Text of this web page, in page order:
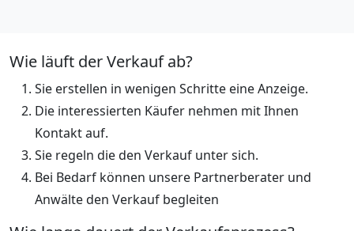
Wie läuft der Verkauf ab?
Sie erstellen in wenigen Schritte eine Anzeige.
Die interessierten Käufer nehmen mit Ihnen
Kontakt auf.
Sie regeln die den Verkauf unter sich.
Bei Bedarf können unsere Partnerberater und
Anwälte den Verkauf begleiten